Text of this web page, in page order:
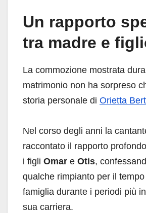
Un rapporto
tra madre e
La commozione mostrata
matrimonio non ha sorpreso
storia personale di Orietta
Nel corso degli anni la
raccontato il rapporto
i figli Omar e Otis,
qualche rimpianto per il
famiglia durante i periodi più
sua carriera.